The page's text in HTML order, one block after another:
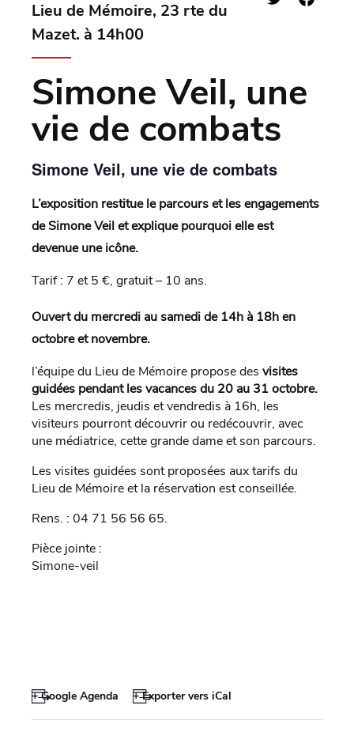
Lieu de Mémoire, 23 rte du
Mazet. à 14h00
Simone Veil, une
vie de combats
Simone Veil, une vie de combats
L’exposition restitue le parcours et les engagements
de Simone Veil et explique pourquoi elle est
devenue une icône.
Tarif : 7 et 5 €, gratuit – 10 ans.
Ouvert du mercredi au samedi de 14h à 18h en
octobre et novembre.
l’équipe du Lieu de Mémoire propose des visites
guidées pendant les vacances du 20 au 31 octobre.
Les mercredis, jeudis et vendredis à 16h, les
visiteurs pourront découvrir ou redécouvrir, avec
une médiatrice, cette grande dame et son parcours.
Les visites guidées sont proposées aux tarifs du
Lieu de Mémoire et la réservation est conseillée.
Rens. : 04 71 56 56 65.
Pièce jointe :
Simone-veil
+ Google Agenda + Exporter vers iCal